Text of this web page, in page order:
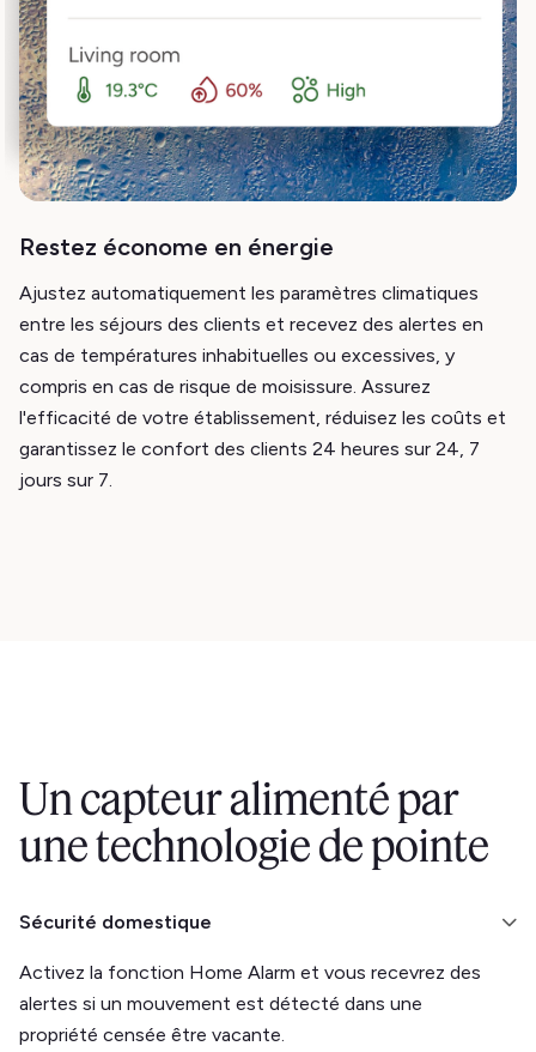
Restez économe en énergie
Ajustez automatiquement les paramètres climatiques
entre les séjours des clients et recevez des alertes en
cas de températures inhabituelles ou excessives, y
compris en cas de risque de moisissure. Assurez
l'efficacité de votre établissement, réduisez les coûts et
garantissez le confort des clients 24 heures sur 24, 7
jours sur 7.
Un capteur alimenté par
une technologie de pointe
Sécurité domestique
Activez la fonction Home Alarm et vous recevrez des
alertes si un mouvement est détecté dans une
propriété censée être vacante.